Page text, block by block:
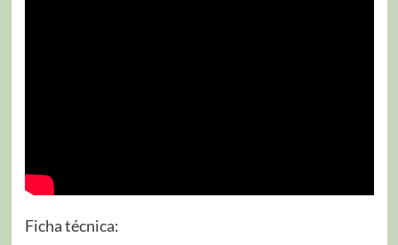
Ficha técnica: